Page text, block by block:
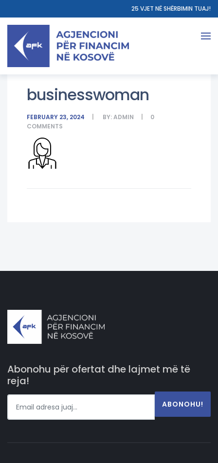
25 VJET NË SHËRBIMIN TUAJ!
businesswoman
FEBRUARY 23, 2024 BY:ADMIN
0
COMMENTS
Abonohu për ofertat dhe lajmet më të
reja!
ABONOHU!